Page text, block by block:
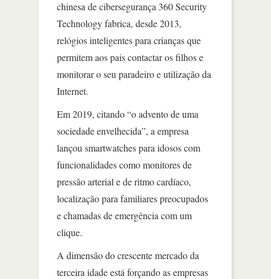
chinesa de cibersegurança 360 Security
Technology fabrica, desde 2013,
relógios inteligentes para crianças que
permitem aos pais contactar os filhos e
monitorar o seu paradeiro e utilização da
Internet.
Em 2019, citando “o advento de uma
sociedade envelhecida”, a empresa
lançou smartwatches para idosos com
funcionalidades como monitores de
pressão arterial e de ritmo cardíaco,
localização para familiares preocupados
e chamadas de emergência com um
clique.
A dimensão do crescente mercado da
terceira idade está forçando as empresas